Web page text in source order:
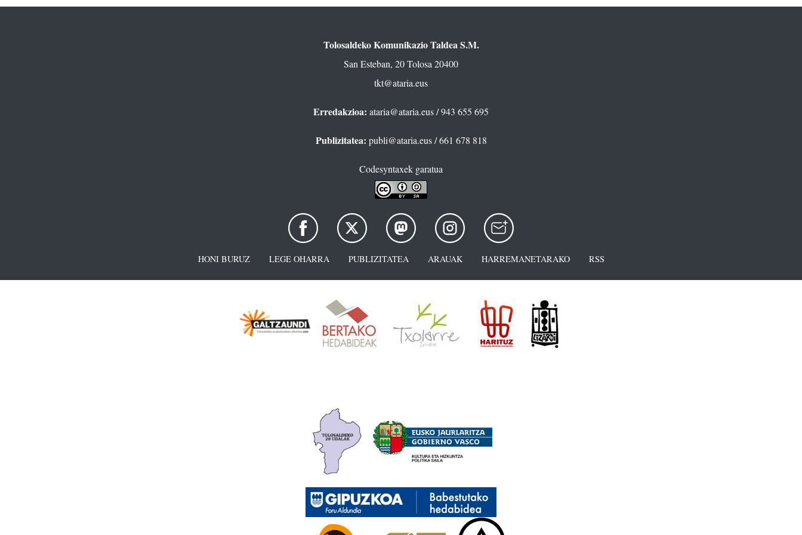
Tolosaldeko Komunikazio Taldea S.M.
San Esteban, 20 Tolosa 20400
tkt@ataria.eus
Erredakzioa: ataria@ataria.eus/ 943 655 695
Publizitatea: publi@ataria.eus/ 661 678 818
Codesyntaxek garatua
HONI BURUZ LEGE OHARRA PUBLIZITATEA ARAUAK HARREMANETARAKO RSS